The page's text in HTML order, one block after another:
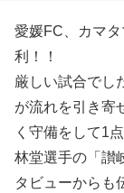
愛媛FC、カマ
利！！
厳しい試合でし
が流れを引き寄
く守備をして1
林堂選手の「讃
タビューからも